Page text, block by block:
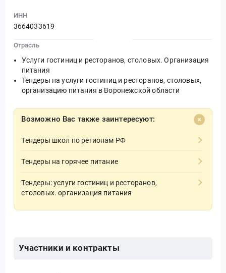
ИНН
3664033619
Отрасль
Услуги гостиниц и ресторанов, столовых. Организация
питания
Тендеры на услуги гостиниц и ресторанов, столовых,
организацию питания в Воронежской области
Возможно Вас также заинтересуют:
Тендеры школ по регионам РФ
Тендеры на горячее питание
Тендеры: услуги гостиниц и ресторанов,
столовых. организация питания
Участники и контракты